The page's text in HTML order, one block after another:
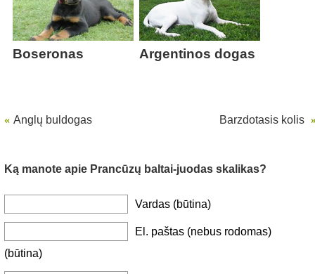
Boseronas Argentinos dogas
« Anglų buldogas Barzdotasis kolis
Ką manote apie Prancūzų baltai-juodas skalikas?
Vardas (būtina)
El. paštas (nebus rodomas)
(būtina)